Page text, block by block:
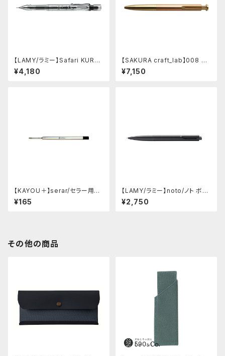
【LAMY/ラミー】Safari KURU
TOGA inside シャープペンシ
ル (ビスタ)
¥4,180
【SAKURA craft_lab】008 ゲ
ルインキボールペン (アシッドピ
ンク)
¥7,150
【KAYOU＋】serar/セラー用リ
フィル
¥165
【LAMY/ラミー】noto/ノト ボー
ルペン・限定色 (オールブラック)
¥2,750
その他の商品